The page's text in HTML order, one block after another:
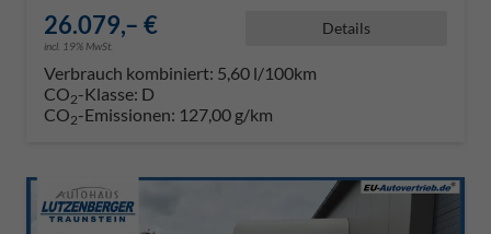
26.079,– €
incl. 19% MwSt.
Details
Verbrauch kombiniert: 5,60 l/100km
CO2-Klasse: D
CO2-Emissionen: 127,00 g/km